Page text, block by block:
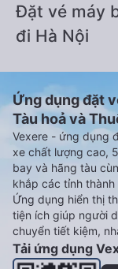
Đặt vé máy
đi Hà Nội
Ứng dụng đặt
Tàu hoả và
Vexere - ứng dụng
xe chất lượng cao,
bay và hãng tàu
khắp các tỉnh thành
Ứng dụng hiển thị
tiện ích giúp người
chuyển tiết kiệm,
Tải ứng dụng